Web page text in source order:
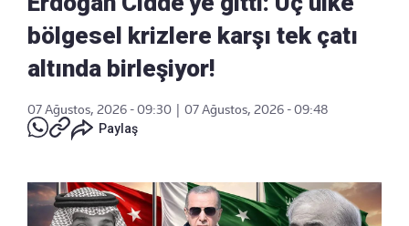
bölgesel krizlere karşı tek çatı
altında birleşiyor!
07 Ağustos, 2026 - 09:30
07 Ağustos, 2026 - 09:48
Paylaş